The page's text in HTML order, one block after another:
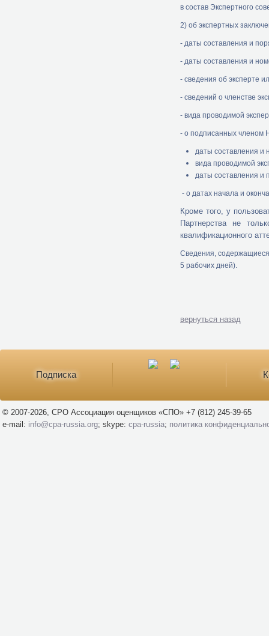
в состав Экспертного
2) об экспертных
- даты составления и
- даты составления и
- сведения об эксперте
- сведений о членстве
- вида проводимой
- о подписанных членом
даты составления и
вида проводимой
даты составления и
- о датах начала и
Кроме того, у
Партнерства не
квалификационного
Сведения,
5 рабочих дней).
вернуться назад
Подписка
© 2007-2026, СРО Ассоциация оценщиков «СПО» +7 (812) 245-39-65
e-mail: info@cpa-russia.org; skype: cpa-russia; политика